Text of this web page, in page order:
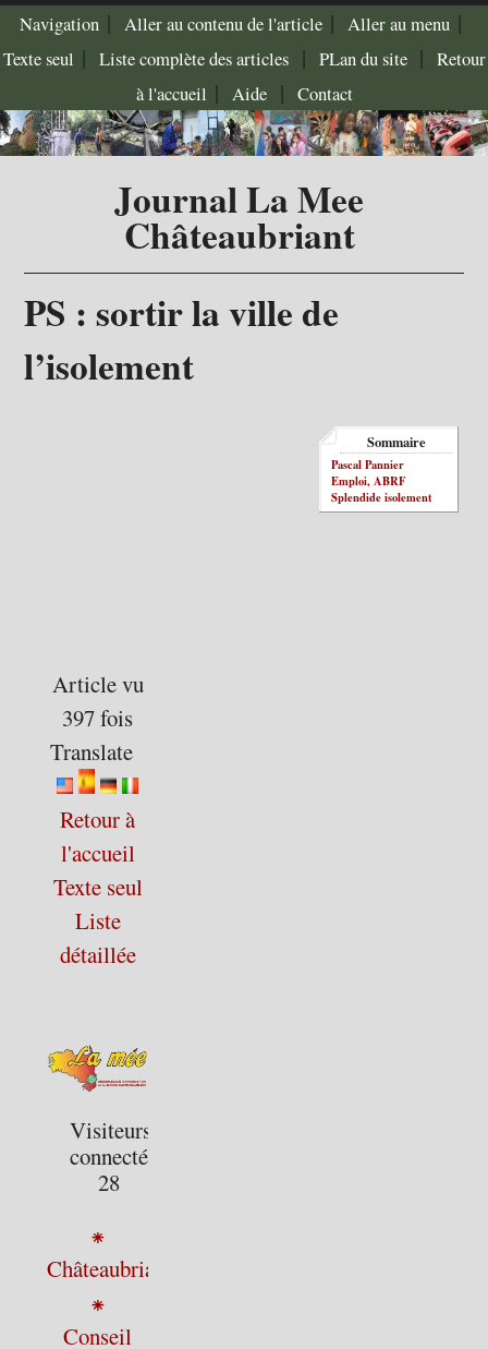
Navigation| Aller au contenu de l'article| Aller au menu|
Texte seul | Liste complète des articles| PLan du site | Retour
à l'accueil | Aide| Contact
Journal La Mee
Châteaubriant
PS : sortir la ville de
l’isolement
Sommaire
Pascal Pannier
Emploi, ABRF
Splendide isolement
Article vu
397 fois
Translate
Retour à
l'accueil
Texte seul
Liste
détaillée
Visiteurs
connectés :
28
⁕
Châteaubriant
⁕
Conseil